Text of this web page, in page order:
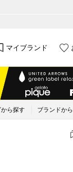
マイブランド
ら探す ブランドか